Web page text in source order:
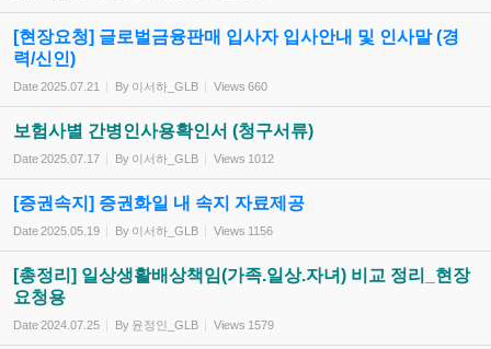
[현장요청] 글로벌금융판매 입사자 입사안내 및 인사말 (경
력/신인)
Date2025.07.21 By 이서하_GLB Views 660
보험사별 간병인사용확인서 (청구서류)
Date2025.07.17 By 이서하_GLB Views 1012
[증권속지] 증권화일 내 속지 자료제공
Date2025.05.19 By 이서하_GLB Views 1156
[총정리] 일상생활배상책임(가족.일상.자녀) 비교 정리_현장
요청용
Date2024.07.25 By 윤정인_GLB Views 1579